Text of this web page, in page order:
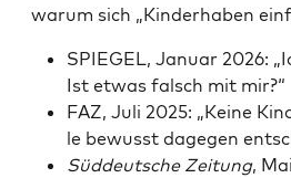
war­um sich „Kin­der­ha­ben
SPIEGEL, Janu­ar 2026:
Ist etwas falsch mit mir?“
FAZ, Juli 2025: „Kei­ne
le bewusst dage­gen
Süd­deut­sche Zei­tung,